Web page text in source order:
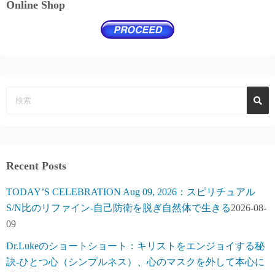
Online Shop
Recent Posts
TODAY’S CELEBRATION Aug 09, 2026：スピリチュアル
S/N比のリファイン-自己防衛を脱ぎ自然体で生きる2026-08-
09
Dr.Lukeのショートショート：キリストをエンジョイする秘
訣-ひとつ心（シンプルネス）、心のマスクを外して本心に